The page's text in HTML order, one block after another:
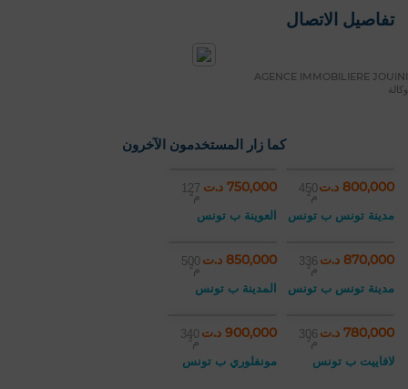
تفاصيل الاتصال
AGENCE IMMOBILIERE JOUINI
وكالة
كما زار المستخدمون الآخرون
800,000 د.ت 450
م²
مدينة تونس ب تونس
750,000 د.ت 127
م²
العوينة ب تونس
870,000 د.ت 336
م²
مدينة تونس ب تونس
850,000 د.ت 500
م²
المدينة ب تونس
780,000 د.ت 306
م²
لافاييت ب تونس
900,000 د.ت 340
م²
مونفلوري ب تونس